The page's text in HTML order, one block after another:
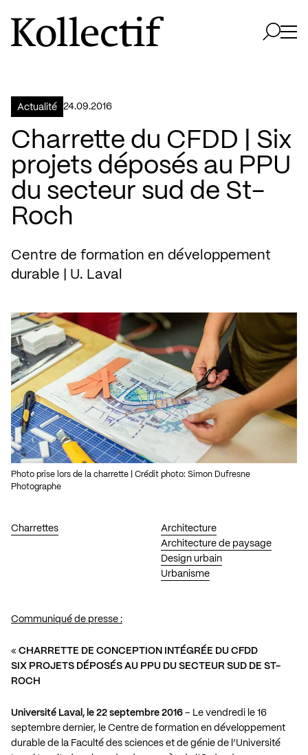
Aller à la page d'accueil
Logo Kollectif
Actualité 24.09.2016
Charrette du CFDD | Six
projets déposés au PPU
du secteur sud de St-
Roch
Centre de formation en développement
durable | U. Laval
Charrettes
Architecture
Architecture de paysage
Design urbain
Urbanisme
Photo prise lors de la charrette | Crédit photo: Simon Dufresne
Photographe
Communiqué de presse :
« CHARRETTE DE CONCEPTION INTÉGRÉE DU CFDD
SIX PROJETS DÉPOSÉS AU PPU DU SECTEUR SUD DE ST-
ROCH
Université Laval, le 22 septembre 2016 – Le vendredi le 16
septembre dernier, le Centre de formation en développement
durable de la Faculté des sciences et de génie de l’Université